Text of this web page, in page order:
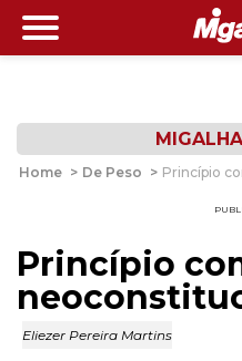
Home > De Peso > Princípio
Princípio
Eliezer Pereira Martins